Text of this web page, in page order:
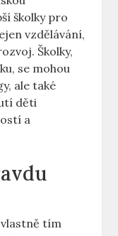
školky pro
vzdělávání,
Školky,
se mohou
ale také
děti
a
tím